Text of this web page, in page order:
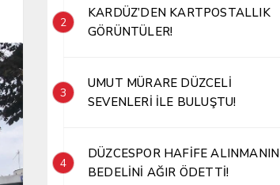
2
KARDÜZ’DEN KARTPOSTALLIK
GÖRÜNTÜLER!
3
UMUT MÜRARE DÜZCELİ
SEVENLERİ İLE BULUŞTU!
4
DÜZCESPOR HAFİFE ALINMANIN
BEDELİNİ AĞIR ÖDETTİ!